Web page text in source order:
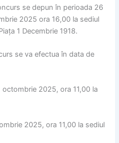
se depun în perioada 26
2025 ora 16,00 la sediul
1 Decembrie 1918.
se va efectua în data de
2025, ora 11,00 la
2025, ora 11,00 la sediul